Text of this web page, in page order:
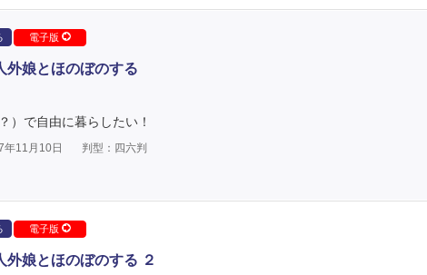
電子版
外娘とほのぼのする
で自由に暮らしたい！
年11月10日 判型：四六判
電子版
娘とほのぼのする ２